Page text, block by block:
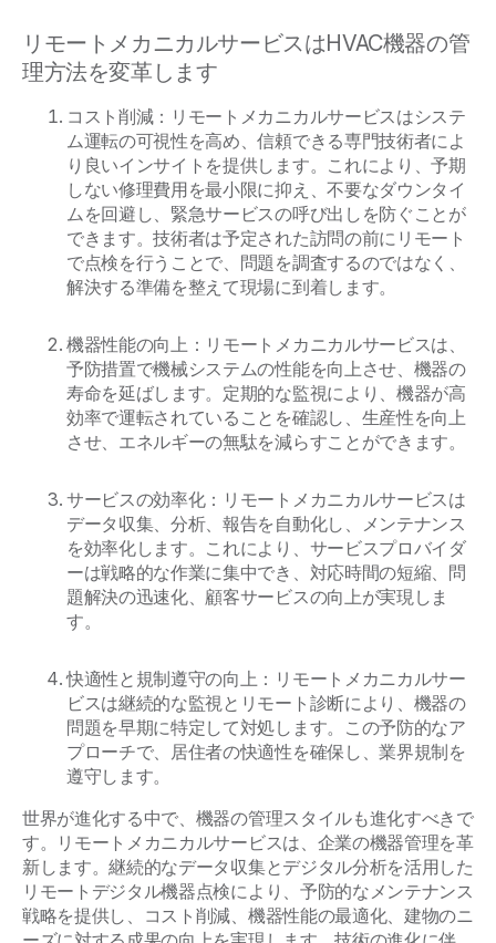
リモートメカニカルサービスはHVAC機器の管
理方法を変革します
コスト削減：リモートメカニカルサービスはシステ
ム運転の可視性を高め、信頼できる専門技術者によ
り良いインサイトを提供します。これにより、予期
しない修理費用を最小限に抑え、不要なダウンタイ
ムを回避し、緊急サービスの呼び出しを防ぐことが
できます。技術者は予定された訪問の前にリモート
で点検を行うことで、問題を調査するのではなく、
解決する準備を整えて現場に到着します。
機器性能の向上：リモートメカニカルサービスは、
予防措置で機械システムの性能を向上させ、機器の
寿命を延ばします。定期的な監視により、機器が高
効率で運転されていることを確認し、生産性を向上
させ、エネルギーの無駄を減らすことができます。
サービスの効率化：リモートメカニカルサービスは
データ収集、分析、報告を自動化し、メンテナンス
を効率化します。これにより、サービスプロバイダ
ーは戦略的な作業に集中でき、対応時間の短縮、問
題解決の迅速化、顧客サービスの向上が実現しま
す。
快適性と規制遵守の向上：リモートメカニカルサー
ビスは継続的な監視とリモート診断により、機器の
問題を早期に特定して対処します。この予防的なア
プローチで、居住者の快適性を確保し、業界規制を
遵守します。
世界が進化する中で、機器の管理スタイルも進化すべきで
す。リモートメカニカルサービスは、企業の機器管理を革
新します。継続的なデータ収集とデジタル分析を活用した
リモートデジタル機器点検により、予防的なメンテナンス
戦略を提供し、コスト削減、機器性能の最適化、建物のニ